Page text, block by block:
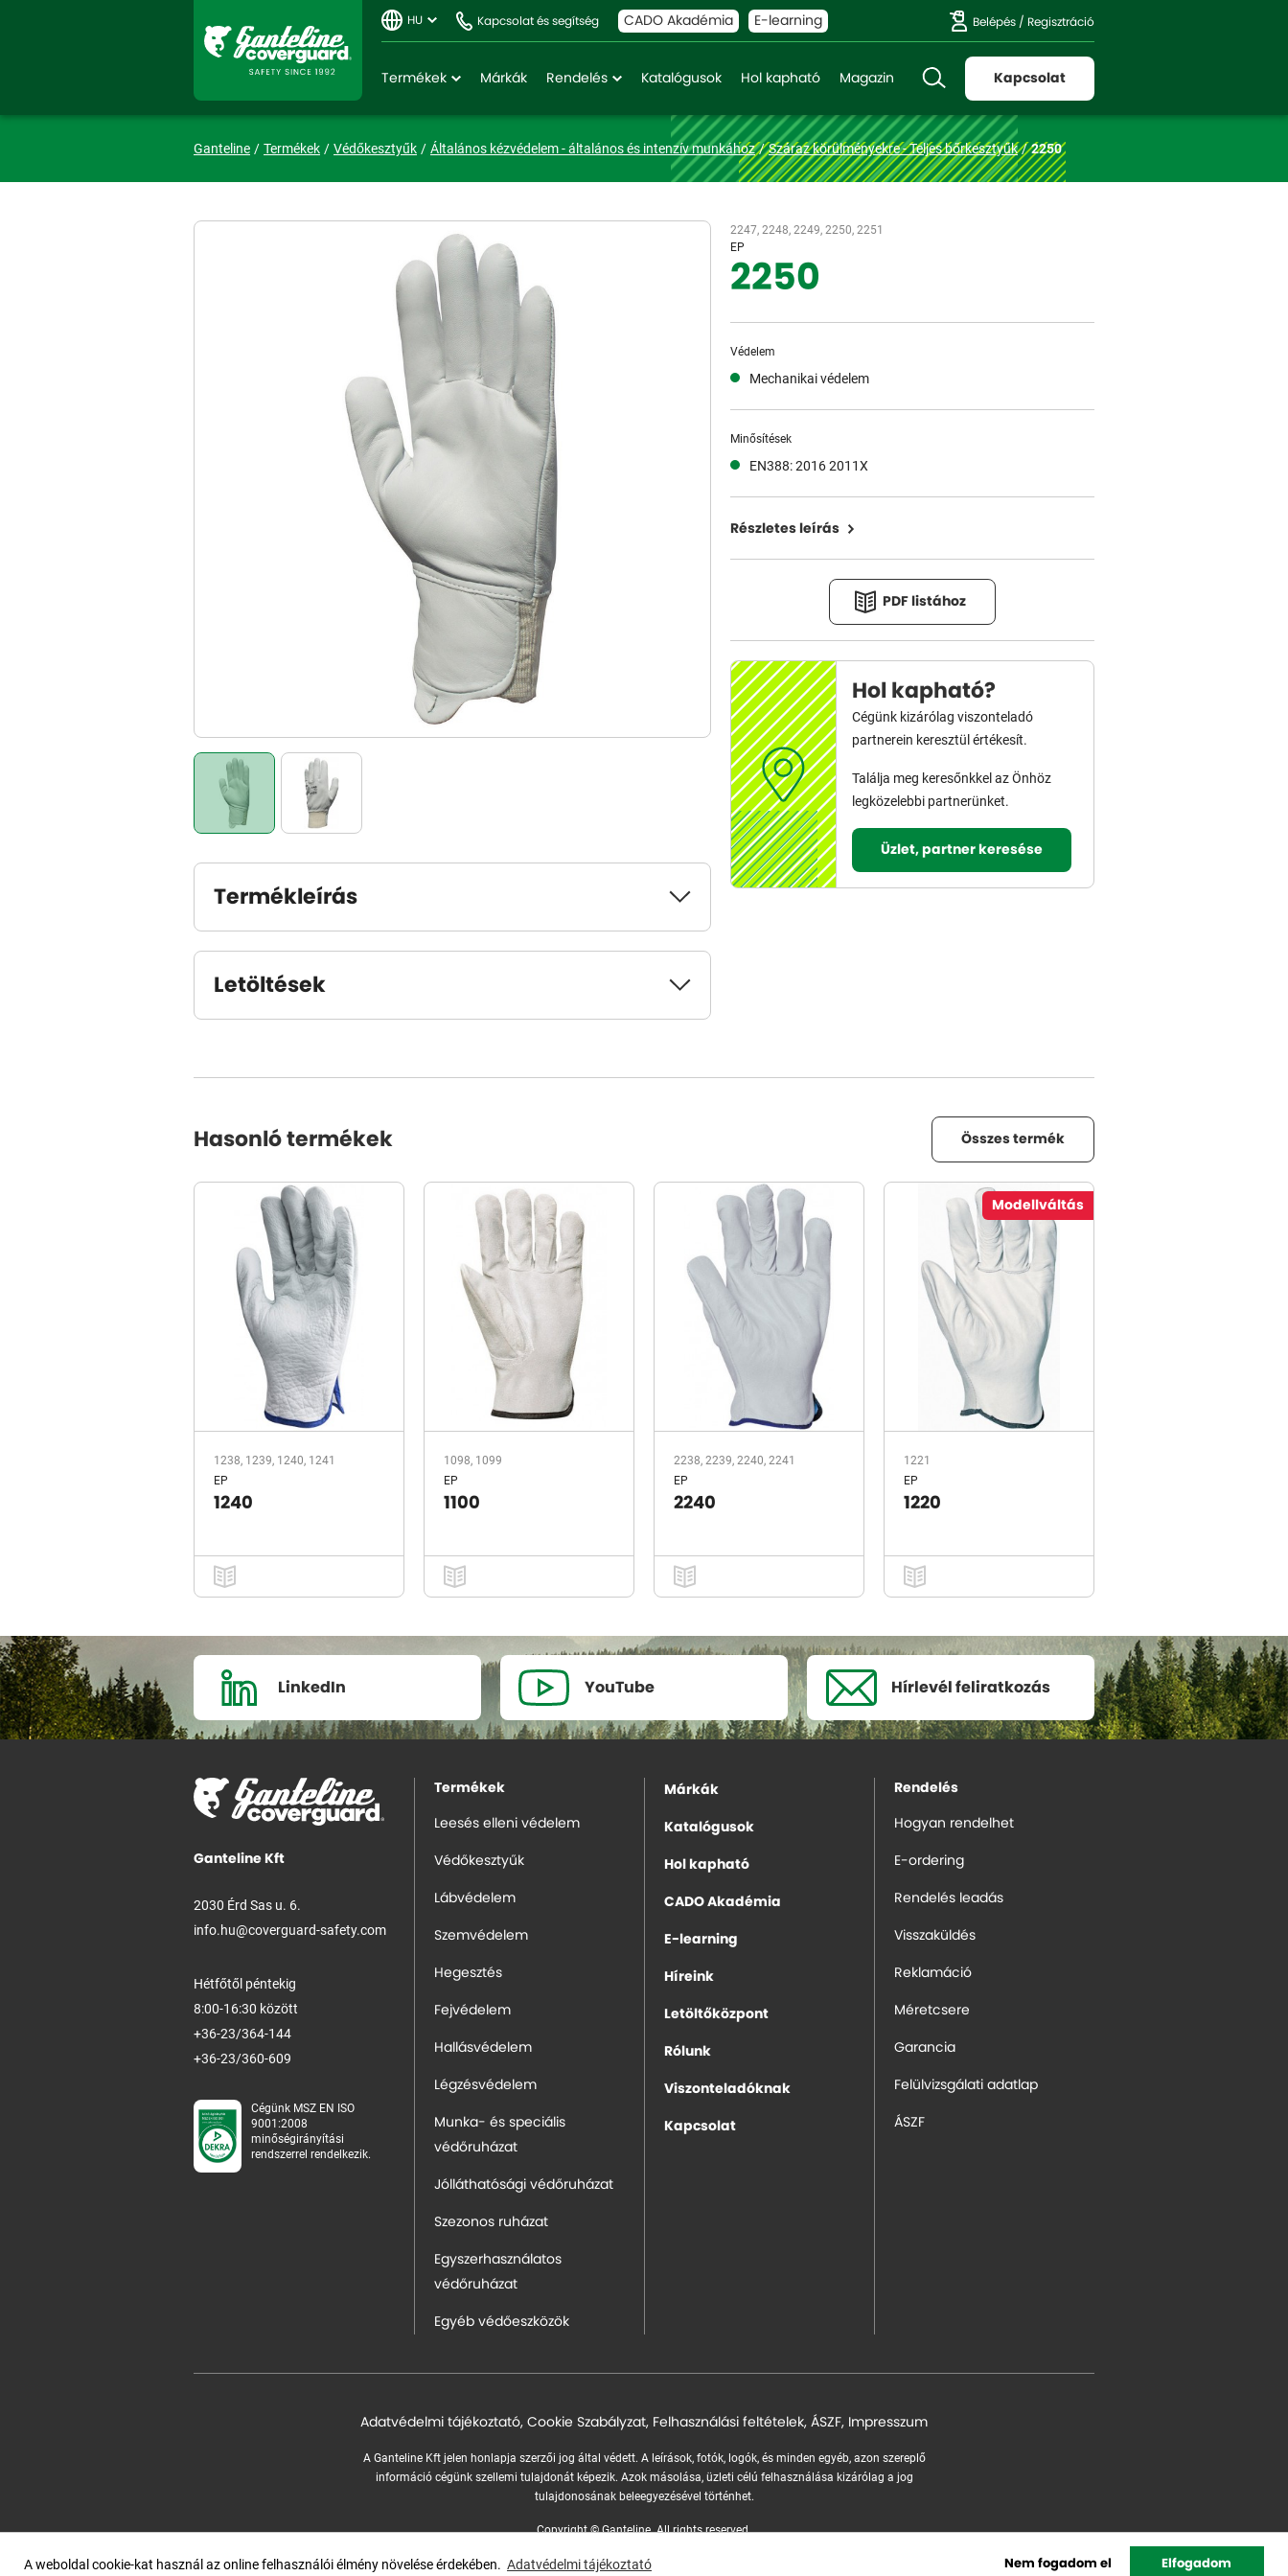
A weboldal cookie-kat használ az online felhasználói élmény növelése érdekében. Adatvédelmi tájékoztató Nem fogadom el Elfogadom
HU Kapcsolat és segítség CADO Akadémia E-learning Belépés / Regisztráció
Termékek Márkák Rendelés Katalógusok Hol kapható Magazin Kapcsolat
Ganteline Termékek Védőkesztyűk Általános kézvédelem - általános és intenzív munkához Száraz körülményekre - Teljes bőrkesztyűk 2250
Termékleírás
Letöltések
2247, 2248, 2249, 2250, 2251
EP
2250
Védelem
Mechanikai védelem
Minősítések
EN388: 2016 2011X
Részletes leírás
PDF listához
Hol kapható?
Cégünk kizárólag viszonteladó
partnerein keresztül értékesít.
Találja meg keresőnkkel az Önhöz
legközelebbi partnerünket.
Üzlet, partner keresése
Hasonló termékek Összes termék
1238, 1239, 1240, 1241
EP
1240
1098, 1099
EP
1100
2238, 2239, 2240, 2241
EP
2240
Modellváltás
1221
EP
1220
LinkedIn YouTube Hírlevél feliratkozás
Ganteline Kft
2030 Érd Sas u. 6.
info.hu@coverguard-safety.com
Hétfőtől péntekig
8:00-16:30 között
+36-23/364-144
+36-23/360-609
Cégünk MSZ EN ISO
9001:2008
minőségirányítási
rendszerrel rendelkezik.
Termékek
Leesés elleni védelem
Védőkesztyűk
Lábvédelem
Szemvédelem
Hegesztés
Fejvédelem
Hallásvédelem
Légzésvédelem
Munka- és speciális
védőruházat
Jólláthatósági védőruházat
Szezonos ruházat
Egyszerhasználatos
védőruházat
Egyéb védőeszközök
Márkák
Katalógusok
Hol kapható
CADO Akadémia
E-learning
Híreink
Letöltőközpont
Rólunk
Viszonteladóknak
Kapcsolat
Rendelés
Hogyan rendelhet
E-ordering
Rendelés leadás
Visszaküldés
Reklamáció
Méretcsere
Garancia
Felülvizsgálati adatlap
ÁSZF
Adatvédelmi tájékoztató, Cookie Szabályzat, Felhasználási feltételek, ÁSZF, Impresszum
A Ganteline Kft jelen honlapja szerzői jog által védett. A leírások, fotók, logók, és minden egyéb, azon szereplő
információ cégünk szellemi tulajdonát képezik. Azok másolása, üzleti célú felhasználása kizárólag a jog
tulajdonosának beleegyezésével történhet.
Copyright © Ganteline. All rights reserved.